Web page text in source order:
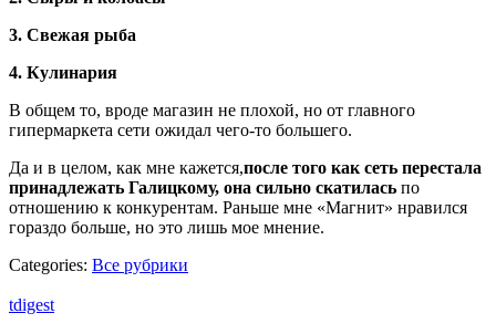
3. Свежая рыба
4. Кулинария
В общем то, вроде магазин не плохой, но от главного
гипермаркета сети ожидал чего-то большего.
Да и в целом, как мне кажется,после того как сеть перестала
принадлежать Галицкому, она сильно скатилась по
отношению к конкурентам. Раньше мне «Магнит» нравился
гораздо больше, но это лишь мое мнение.
Categories: Все рубрики
tdigest